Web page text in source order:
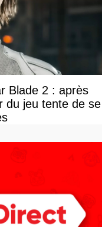
Blade 2 : après
du jeu tente de se